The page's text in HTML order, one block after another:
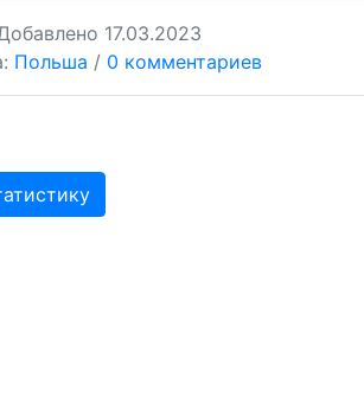
17.03.2023
Польша / 0 комментариев